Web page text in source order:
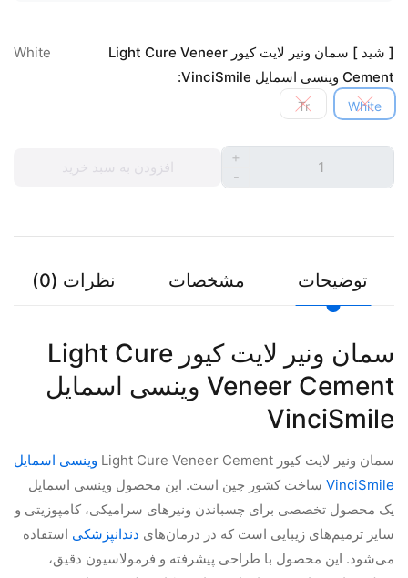
[ شید ] سمان ونیر لایت کیور Light Cure Veneer
Cement وینسی اسمایل VinciSmile:
White
White
Tr
-
+
افزودن به سبد خرید
توضیحات مشخصات نظرات (0)
سمان ونیر لایت کیور Light Cure
Veneer Cement وینسی اسمایل
VinciSmile
سمان ونیر لایت کیور Light Cure Veneer Cement
وینسی اسمایل
VinciSmile ساخت کشور چین است. این محصول وینسی اسمایل
یک محصول تخصصی برای چسباندن ونیرهای سرامیکی، کامپوزیتی و
سایر ترمیم‌های زیبایی است که در درمان‌های دندانپزشکی استفاده
می‌شود. این محصول با طراحی پیشرفته و فرمولاسیون دقیق،